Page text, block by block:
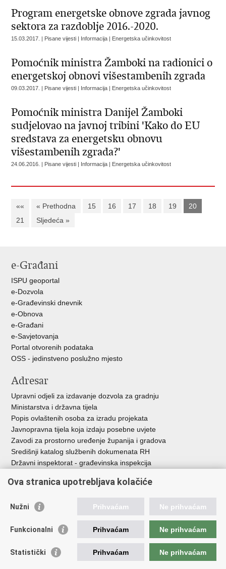
Program energetske obnove zgrada javnog
sektora za razdoblje 2016.-2020.
15.03.2017. | Pisane vijesti | Informacija | Energetska učinkovitost
Pomoćnik ministra Žamboki na radionici o
energetskoj obnovi višestambenih zgrada
09.03.2017. | Pisane vijesti | Informacija | Energetska učinkovitost
Pomoćnik ministra Danijel Žamboki
sudjelovao na javnoj tribini 'Kako do EU
sredstava za energetsku obnovu
višestambenih zgrada?'
24.06.2016. | Pisane vijesti | Informacija | Energetska učinkovitost
«« « Prethodna 15 16 17 18 19
20
21
Sljedeća »
e-Građani
ISPU geoportal
e-Dozvola
e-Građevinski dnevnik
e-Obnova
e-Građani
e-Savjetovanja
Portal otvorenih podataka
OSS - jedinstveno poslužno mjesto
Adresar
Upravni odjeli za izdavanje dozvola za gradnju
Ministarstva i državna tijela
Popis ovlaštenih osoba za izradu projekata
Javnopravna tijela koja izdaju posebne uvjete
Zavodi za prostorno uređenje županija i gradova
Središnji katalog službenih dokumenata RH
Državni inspektorat - građevinska inspekcija
Vlada Republike Hrvatske
Agencija za pravni promet i posredovanje nekretninama
Fond za zaštitu okoliša i energetsku učinkovitost
Ova stranica upotrebljava kolačiće
Nužni Prihvaćam Ne prihvaćam
Funkcionalni Prihvaćam Ne prihvaćam
Statistički Prihvaćam Ne prihvaćam